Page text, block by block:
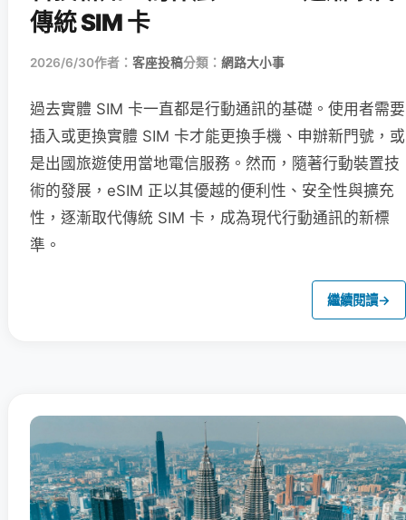
傳統 SIM 卡
2026/6/30作者： 客座投稿分類： 網路大小事
過去實體 SIM 卡一直都是行動通訊的基礎。使用者需要
插入或更換實體 SIM 卡才能更換手機、申辦新門號，或
是出國旅遊使用當地電信服務。然而，隨著行動裝置技
術的發展，eSIM 正以其優越的便利性、安全性與擴充
性，逐漸取代傳統 SIM 卡，成為現代行動通訊的新標
準。
繼續閱讀→